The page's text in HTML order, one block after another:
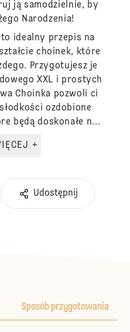
ją samodzielnie, by
Narodzenia!
to idealny przepis na
choinek, które
Przygotujesz je
XXL i prostych
Choinka pozwoli ci
ozdobione
będą doskonałe n...
POKAŻ WIĘCEJ +
Udostępnij
Sposób przygotowania